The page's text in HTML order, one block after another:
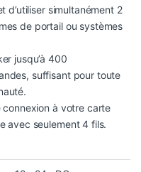
d’utiliser simultanément 2
de portail ou systèmes
jusqu’à 400
suffisant pour toute
connexion à votre carte
avec seulement 4 fils.